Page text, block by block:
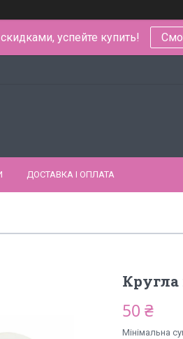
успейте купить!
ДОСТАВКА І ОПЛАТА
Кругла
50 ₴
Мінімальна